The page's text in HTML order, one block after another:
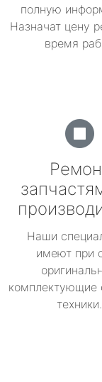
полную
Назначат цену
время
Наши
имеют при
комплектующие
техники.